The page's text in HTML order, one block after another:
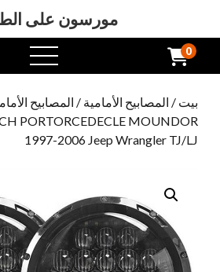
مورسون على
افتح
القائمة
0
بيت / المصابيح الأمامية /
PORTORCEDECLE MOUNDOR
1997-2006 Jeep Wrangler TJ/LJ